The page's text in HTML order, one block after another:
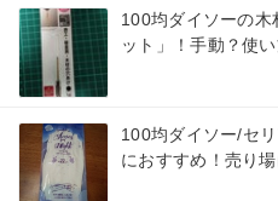
100均ダイソーの
ット」！手動？使い
100均ダイソー/セ
におすすめ！売り場